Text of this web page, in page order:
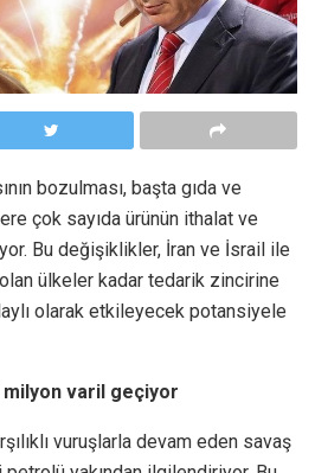
bozulması, başta gıda ve
çok sayıda ürünün ithalat ve
Bu değişiklikler, İran ve İsrail ile
ülkeler kadar tedarik zincirine
olarak etkileyecek potansiyele
milyon varil geçiyor
vuruşlarla devam eden savaş